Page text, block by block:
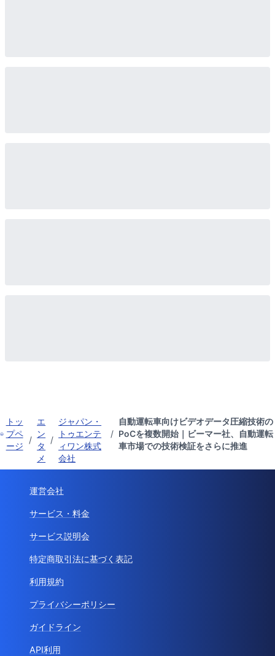
トッ
プペ
ージ
/
エ
ン
タ
メ
/
ジャパン・
トゥエンテ
ィワン株式
会社
/
自動運転車向けビデオデータ圧縮技術の
PoCを複数開始｜ビーマー社、自動運転
車市場での技術検証をさらに推進
運営会社
サービス・料金
サービス説明会
特定商取引法に基づく表記
利用規約
プライバシーポリシー
ガイドライン
API利用